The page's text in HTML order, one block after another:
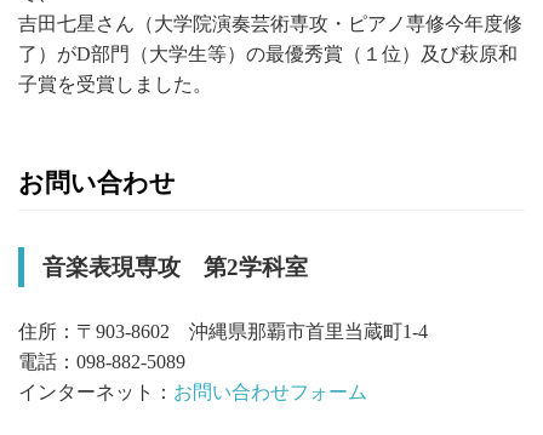
吉田七星さん（大学院演奏芸術専攻・ピアノ専修今年度修
了）がD部門（大学生等）の最優秀賞（１位）及び萩原和
子賞を受賞しました。
お問い合わせ
音楽表現専攻 第2学科室
住所：〒903-8602 沖縄県那覇市首里当蔵町1-4
電話：098-882-5089
インターネット： お問い合わせフォーム